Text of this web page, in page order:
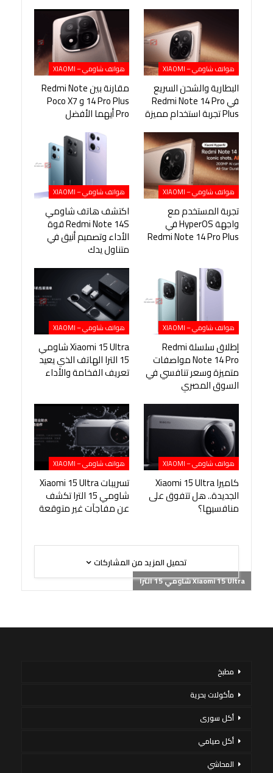
Xiaomi 15 Ultra شاومي 15 الترا
هواتف شاومي – XIAOMI
البطارية والشحن السريع
في Redmi Note 14 Pro
Plus تجربة استخدام مميزة
هواتف شاومي – XIAOMI
مقارنة بين Redmi Note
14 Pro Plus و Poco X7
Pro أيهما الأفضل
هواتف شاومي – XIAOMI
تجربة المستخدم مع
واجهة HyperOS في
Redmi Note 14 Pro Plus
هواتف شاومي – XIAOMI
اكتشف هاتف شاومي
Redmi Note 14S قوة
الأداء وتصميم أنيق في
متناول يدك
هواتف شاومي – XIAOMI
إطلاق سلسلة Redmi
Note 14 Pro مواصفات
متميزة وسعر تنافسي في
السوق المصري
هواتف شاومي – XIAOMI
Xiaomi 15 Ultra شاومي
15 الترا الهاتف الذي يعيد
تعريف الفخامة والأداء
هواتف شاومي – XIAOMI
كاميرا Xiaomi 15 Ultra
الجديدة.. هل تتفوق على
منافسيها؟
هواتف شاومي – XIAOMI
تسريبات Xiaomi 15 Ultra
شاومي 15 الترا تكشف
عن مفاجآت غير متوقعة
تحميل المزيد من المشاركات
مطبخ
مأكولات بحرية
أكل سورى
أكل صيامي
المحاشي